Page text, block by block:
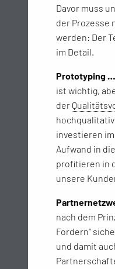
Davor muss
der Prozesse
werden: Der
im Detail.
Prototyping …
ist wichtig,
der
investieren
Aufwand in
profitieren in
unsere
nach dem
Fordern“
und damit